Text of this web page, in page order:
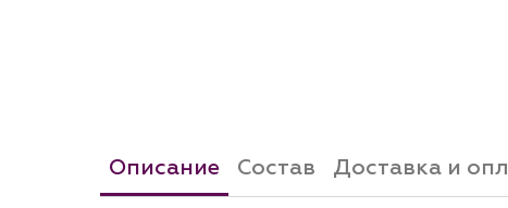
Описание Состав Доставка и